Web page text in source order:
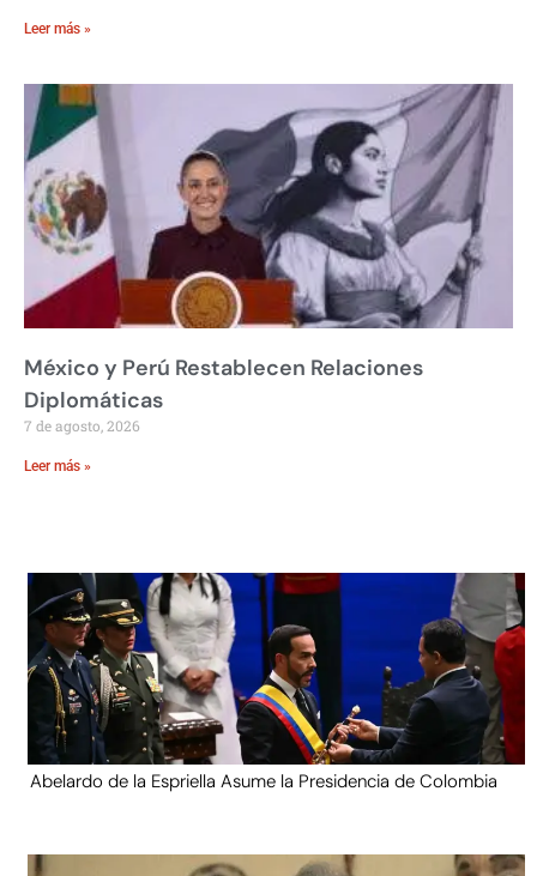
Leer más »
México y Perú Restablecen Relaciones
Diplomáticas
7 de agosto, 2026
Leer más »
Abelardo de la Espriella Asume la Presidencia de Colombia